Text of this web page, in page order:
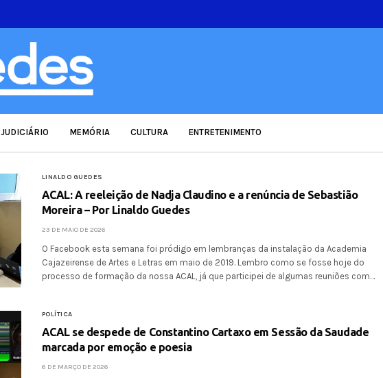
JUDICIÁRIO MEMÓRIA CULTURA ENTRETENIMENTO
LINALDO GUEDES
ACAL: A reeleição de Nadja Claudino e a renúncia de Sebastião
Moreira – Por Linaldo Guedes
23 DE MAIO DE 2026
O Facebook esta semana foi pródigo em lembranças da instalação da Academia
Cajazeirense de Artes e Letras em maio de 2019. Lembro como se fosse hoje do
processo de formação da nossa ACAL, já que participei de algumas reuniões com…
POLÍTICA
ACAL se despede de Constantino Cartaxo em Sessão da Saudade
marcada por emoção e poesia
6 DE MARÇO DE 2026